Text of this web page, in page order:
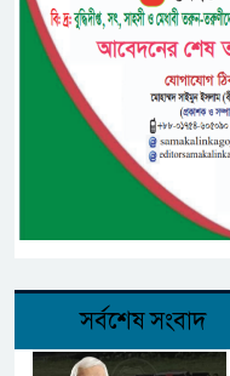
সর্বশেষ সংবাদ